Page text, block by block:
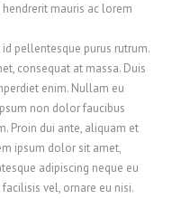
mauris ac lorem
pellentesque purus rutrum.
consequat at massa. Duis
enim. Nullam eu
non dolor faucibus
Proin dui ante, aliquam et
ipsum dolor sit amet,
adipiscing neque eu
vel, ornare eu nisi.